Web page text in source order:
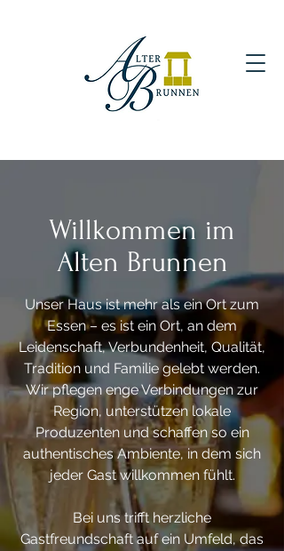
Willkommen im
Alten Brunnen
Unser Haus ist mehr als ein Ort zum
Essen – es ist ein Ort, an dem
Leidenschaft, Verbundenheit, Qualität,
Tradition und Familie gelebt werden.
Wir pflegen enge Verbindungen zur
Region, unterstützen lokale
Produzenten und schaffen so ein
authentisches Ambiente, in dem sich
jeder Gast willkommen fühlt.
Bei uns trifft herzliche
Gastfreundschaft auf ein Umfeld, das